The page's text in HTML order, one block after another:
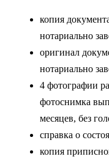
копия
нотариально
оригинал
нотариально
4 фотографии
фотоснимка
месяцев, без
справка о
копия